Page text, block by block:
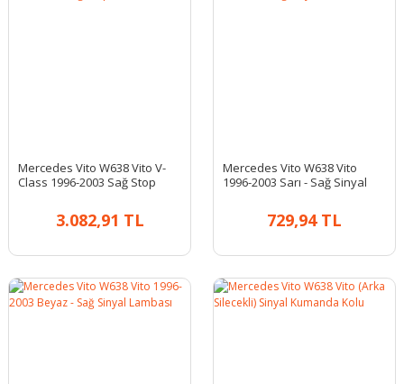
Mercedes Vito W638 Vito V-
Class 1996-2003 Sağ Stop
3.082,91 TL
Mercedes Vito W638 Vito
1996-2003 Sarı - Sağ Sinyal
729,94 TL